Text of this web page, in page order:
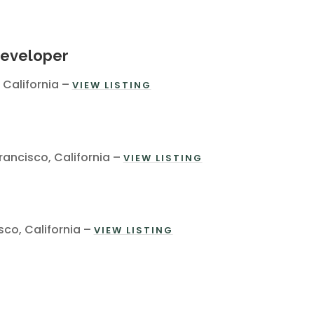
California – VIEW LISTING
California – VIEW LISTING
California – VIEW LISTING